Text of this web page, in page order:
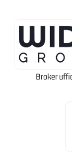
Broker